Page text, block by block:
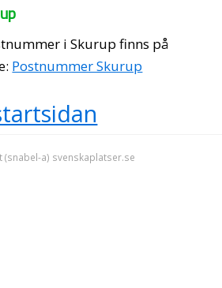
i Skurup finns på
Postnummer Skurup
(snabel-a) svenskaplatser.se